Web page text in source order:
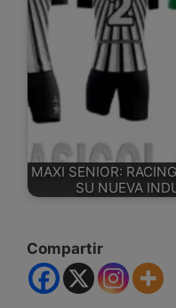
MAXI SENIOR:
SU NUEVA
Compartir